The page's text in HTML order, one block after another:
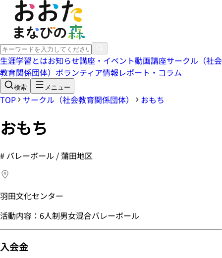
生涯学習とはお知らせ講座・イベント動画講座サークル（社会
教育関係団体） ボランティア情報レポート・コラム
検索 メニュー
TOP サークル（社会教育関係団体） おもち
おもち
# バレーボール / 蒲田地区
羽田文化センター
活動内容：6人制男女混合バレーボール
入会金